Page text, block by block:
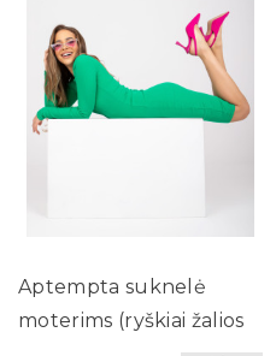
Aptempta suknelė
moterims (ryškiai žalios